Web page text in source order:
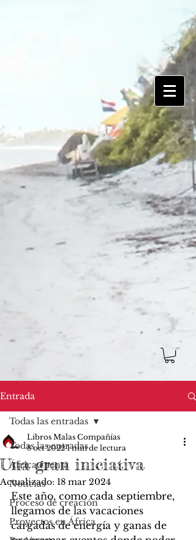
Entrada
Todas las entradas
África cuenta
Noticias
Proceso de creación
Proyectos en África
Todas las entradas
Una gran iniciativa
Libros Malas Compañías
8 oct 2022 1 min de lectura
Actualizado: 18 mar 2024
Este año, como cada septiembre,
llegamos de las vacaciones
cargadas de energía y ganas de